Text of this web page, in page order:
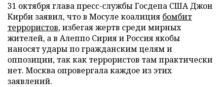
31 октября глава пресс-службы Госдепа США Джон
Кирби заявил, что в Мосуле коалиция бомбит
террористов, избегая жертв среди мирных
жителей, а в Алеппо Сирия и Россия якобы
наносят удары по гражданским целям и
оппозиции, так как террористов там практически
нет. Москва опровергала каждое из этих
заявлений.